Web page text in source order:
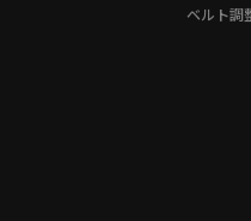
ベルト調